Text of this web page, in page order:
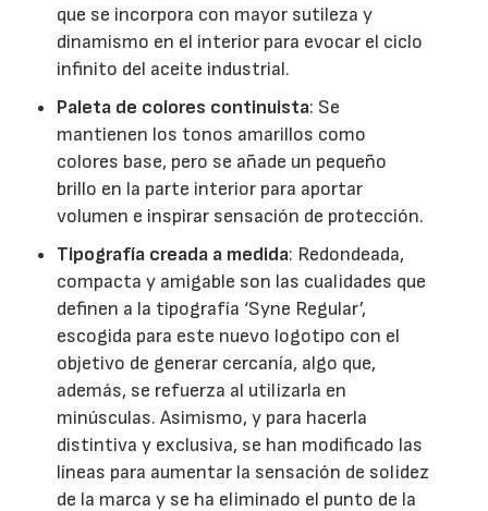
que se incorpora con mayor sutileza y
dinamismo en el interior para evocar el ciclo
infinito del aceite industrial.
Paleta de colores continuista: Se
mantienen los tonos amarillos como
colores base, pero se añade un pequeño
brillo en la parte interior para aportar
volumen e inspirar sensación de protección.
Tipografía creada a medida: Redondeada,
compacta y amigable son las cualidades que
definen a la tipografía ‘Syne Regular’,
escogida para este nuevo logotipo con el
objetivo de generar cercanía, algo que,
además, se refuerza al utilizarla en
minúsculas. Asimismo, y para hacerla
distintiva y exclusiva, se han modificado las
líneas para aumentar la sensación de solidez
de la marca y se ha eliminado el punto de la